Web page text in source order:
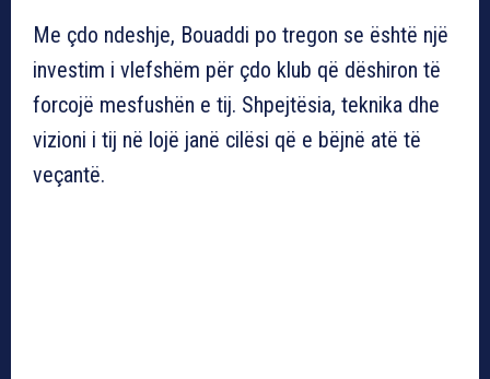
Me çdo ndeshje, Bouaddi po tregon se është një
investim i vlefshëm për çdo klub që dëshiron të
forcojë mesfushën e tij. Shpejtësia, teknika dhe
vizioni i tij në lojë janë cilësi që e bëjnë atë të
veçantë.